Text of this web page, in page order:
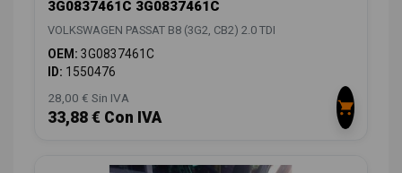
3G0837461C 3G0837461C
VOLKSWAGEN PASSAT B8 (3G2, CB2) 2.0 TDI
OEM: 3G0837461C
ID: 1550476
28,00 € Sin IVA
33,88 € Con IVA